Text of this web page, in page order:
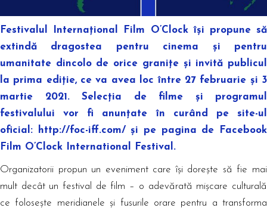
Festivalul Internațional Film O’Clock își propune să
extindă dragostea pentru cinema și pentru
umanitate dincolo de orice granițe și invită publicul
la prima ediție, ce va avea loc între 27 februarie și 3
martie 2021. Selecția de filme și programul
festivalului vor fi anunțate în curând pe site-ul
oficial: http://foc-iff.com/ și pe pagina de Facebook
Film O’Clock International Festival.
Organizatorii propun un eveniment care își dorește să fie mai
mult decât un festival de film – o adevărată mișcare culturală
ce folosește meridianele și fusurile orare pentru a transforma